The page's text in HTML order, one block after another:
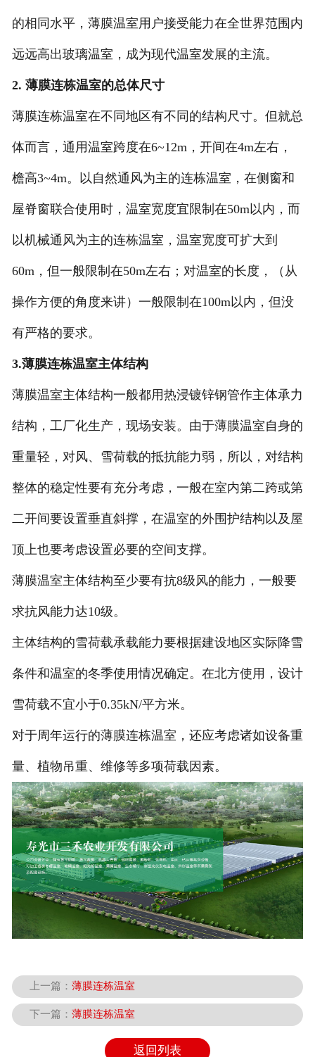
的相同水平，薄膜温室用户接受能力在全世界范围内
远远高出玻璃温室，成为现代温室发展的主流。
2. 薄膜连栋温室的总体尺寸
薄膜连栋温室在不同地区有不同的结构尺寸。但就总
体而言，通用温室跨度在6~12m，开间在4m左右，
檐高3~4m。以自然通风为主的连栋温室，在侧窗和
屋脊窗联合使用时，温室宽度宜限制在50m以内，而
以机械通风为主的连栋温室，温室宽度可扩大到
60m，但一般限制在50m左右；对温室的长度，（从
操作方便的角度来讲）一般限制在100m以内，但没
有严格的要求。
3.薄膜连栋温室主体结构
薄膜温室主体结构一般都用热浸镀锌钢管作主体承力
结构，工厂化生产，现场安装。由于薄膜温室自身的
重量轻，对风、雪荷载的抵抗能力弱，所以，对结构
整体的稳定性要有充分考虑，一般在室内第二跨或第
二开间要设置垂直斜撑，在温室的外围护结构以及屋
顶上也要考虑设置必要的空间支撑。
薄膜温室主体结构至少要有抗8级风的能力，一般要
求抗风能力达10级。
主体结构的雪荷载承载能力要根据建设地区实际降雪
条件和温室的冬季使用情况确定。在北方使用，设计
雪荷载不宜小于0.35kN/平方米。
对于周年运行的薄膜连栋温室，还应考虑诸如设备重
量、植物吊重、维修等多项荷载因素。
上一篇： 薄膜连栋温室
下一篇： 薄膜连栋温室
返回列表